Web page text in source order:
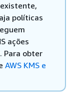
políticas
ações
Para obter
AWS KMS e